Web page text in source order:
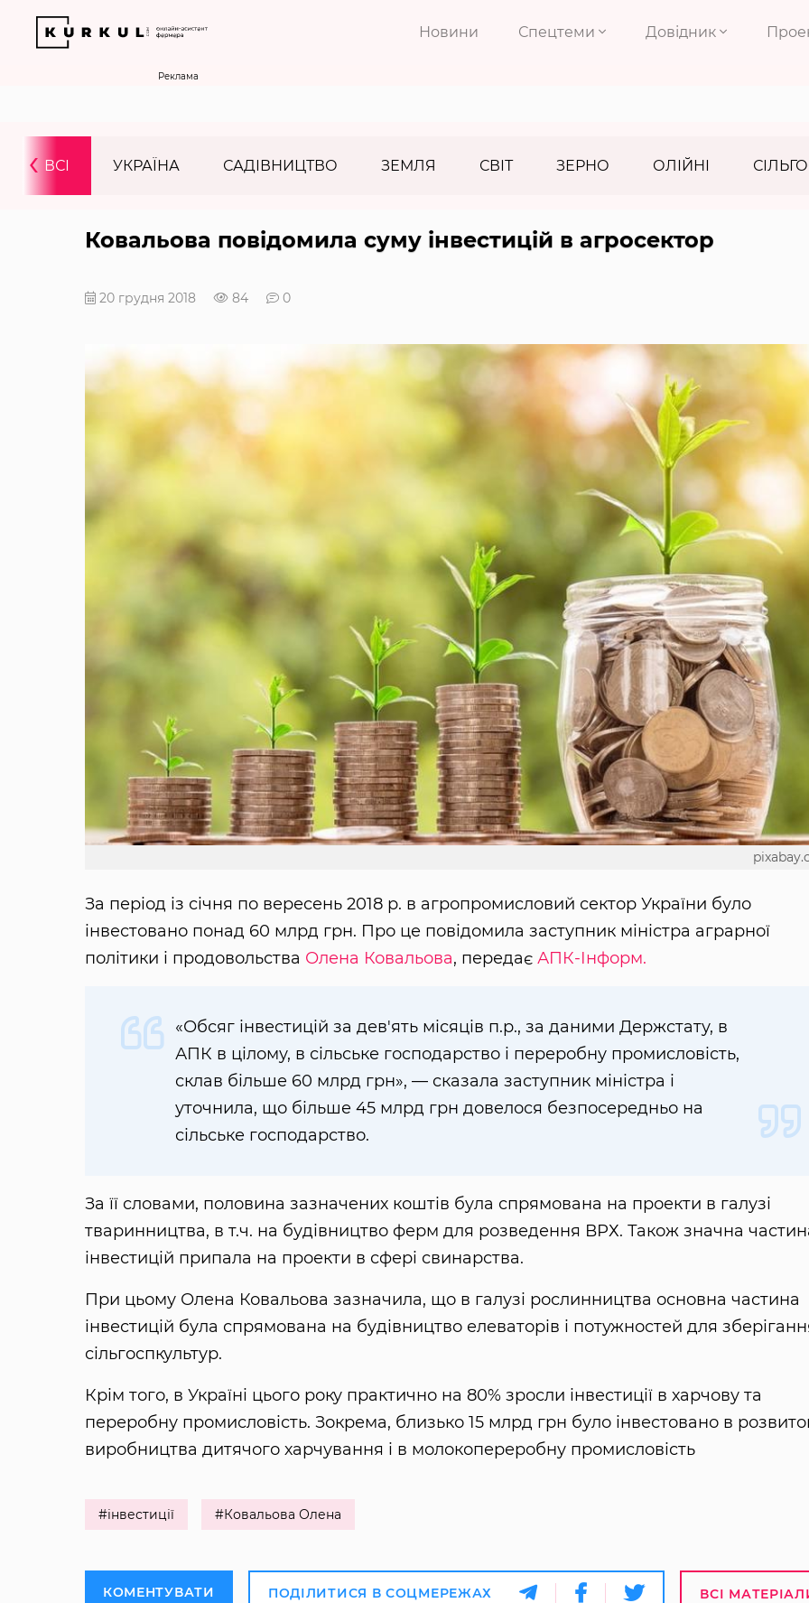
Новини Спецтеми Довідник
Реклама
ВСІ УКРАЇНА САДІВНИЦТВО ЗЕМЛЯ СВІТ ЗЕРНО ОЛІЙНІ
‹
Ковальова повідомила суму інвестицій в агросектор
20 грудня 2018 84 0
За період із січня по вересень 2018 р. в агропромисловий сектор України було
інвестовано понад 60 млрд грн. Про це повідомила заступник міністра аграрної
політики і продовольства Олена Ковальова, передає АПК-Інформ.
«Обсяг інвестицій за дев'ять місяців п.р., за даними Держстату, в
АПК в цілому, в сільське господарство і переробну промисловість,
склав більше 60 млрд грн», — сказала заступник міністра і
уточнила, що більше 45 млрд грн довелося безпосередньо на
сільське господарство.
За її словами, половина зазначених коштів була спрямована на проекти в галузі
тваринництва, в т.ч. на будівництво ферм для розведення ВРХ. Також значна
інвестицій припала на проекти в сфері свинарства.
При цьому Олена Ковальова зазначила, що в галузі рослинництва основна частина
інвестицій була спрямована на будівництво елеваторів і потужностей для
сільгоспкультур.
Крім того, в Україні цього року практично на 80% зросли інвестиції в харчову та
переробну промисловість. Зокрема, близько 15 млрд грн було інвестовано в
виробництва дитячого харчування і в молокопереробну промисловість
#інвестиції #Ковальова Олена
КОМЕНТУВАТИ ПОДІЛИТИСЯ В СОЦМЕРЕЖАХ ВСІ